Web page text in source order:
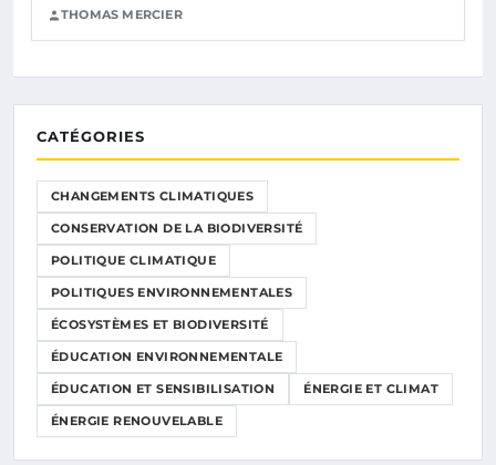
THOMAS MERCIER
CATÉGORIES
CHANGEMENTS CLIMATIQUES
CONSERVATION DE LA BIODIVERSITÉ
POLITIQUE CLIMATIQUE
POLITIQUES ENVIRONNEMENTALES
ÉCOSYSTÈMES ET BIODIVERSITÉ
ÉDUCATION ENVIRONNEMENTALE
ÉDUCATION ET SENSIBILISATION ÉNERGIE ET CLIMAT
ÉNERGIE RENOUVELABLE